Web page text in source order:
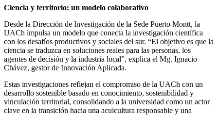
Ciencia y territorio: un modelo colaborativo
Desde la Dirección de Investigación de la Sede Puerto Montt, la
UACh impulsa un modelo que conecta la investigación científica
con los desafíos productivos y sociales del sur. “El objetivo es que la
ciencia se traduzca en soluciones reales para las personas, los
agentes de decisión y la industria local”, explica el Mg. Ignacio
Chávez, gestor de Innovación Aplicada.
Estas investigaciones reflejan el compromiso de la UACh con un
desarrollo sostenible basado en conocimiento, sostenibilidad y
vinculación territorial, consolidando a la universidad como un actor
clave en la transición hacia una acuicultura responsable y una